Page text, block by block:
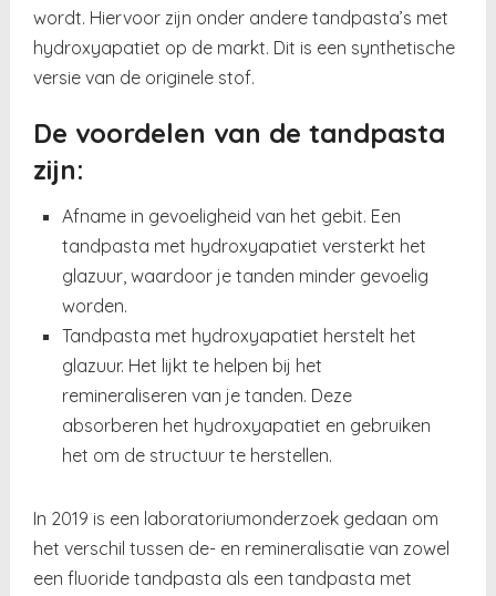
wordt. Hiervoor zijn onder andere tandpasta’s met
hydroxyapatiet op de markt. Dit is een synthetische
versie van de originele stof.
De voordelen van de tandpasta
zijn:
Afname in gevoeligheid van het gebit. Een
tandpasta met hydroxyapatiet versterkt het
glazuur, waardoor je tanden minder gevoelig
worden.
Tandpasta met hydroxyapatiet herstelt het
glazuur. Het lijkt te helpen bij het
remineraliseren van je tanden. Deze
absorberen het hydroxyapatiet en gebruiken
het om de structuur te herstellen.
In 2019 is een laboratoriumonderzoek gedaan om
het verschil tussen de- en remineralisatie van zowel
een fluoride tandpasta als een tandpasta met